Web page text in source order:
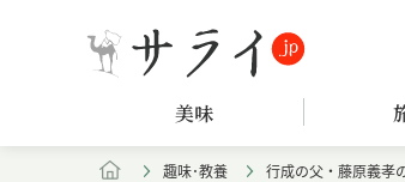
美味
趣味･教養 行成の父・藤原義孝